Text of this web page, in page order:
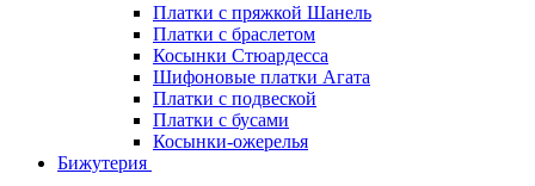
Платки с пряжкой Шанель
Платки с браслетом
Косынки Стюардесса
Шифоновые платки Агата
Платки с подвеской
Платки с бусами
Косынки-ожерелья
Бижутерия